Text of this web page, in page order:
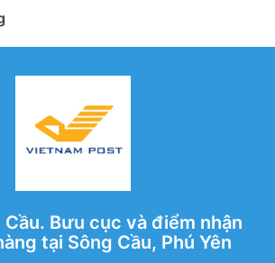
Bưu cục và điểm nhận
tại Sông Cầu, Phú Yên